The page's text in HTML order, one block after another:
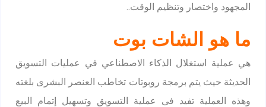
المجهود واختصار وتنظيم الوقت..
ما هو الشات بوت
هي عملية استغلال الذكاء الاصطناعي في عمليات التسويق
الحديثة حيث يتم برمجة روبوتات تخاطب العنصر البشرى بلغته
وهذه العملية تفيد فى عملية التسويق وتسهيل إتمام البيع